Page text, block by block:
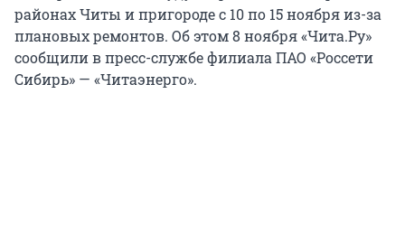
районах Читы и пригороде с 10 по 15 ноября из-за
плановых ремонтов. Об этом 8 ноября «Чита.Ру»
сообщили в пресс-службе филиала ПАО «Россети
Сибирь» — «Читаэнерго».